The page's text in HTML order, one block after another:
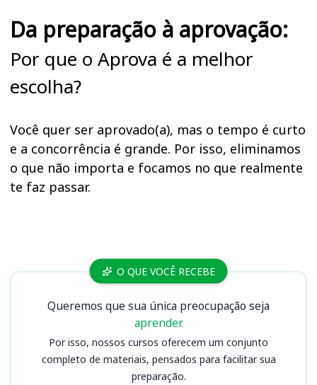
Da preparação à aprovação:
Por que o Aprova é a melhor
escolha?
Você quer ser aprovado(a), mas o tempo é curto
e a concorrência é grande. Por isso, eliminamos
o que não importa e focamos no que realmente
te faz passar.
Cursos BANESEO QUE VOCÊ RECEBE
Queremos que sua única preocupação seja
aprender.
Por isso, nossos cursos oferecem um conjunto
completo de materiais, pensados para facilitar sua
preparação.